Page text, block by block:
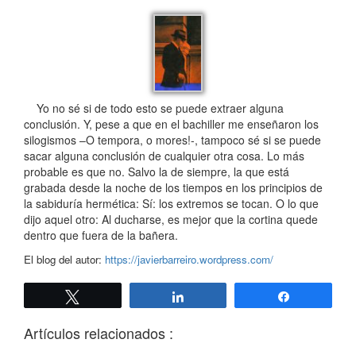
Yo no sé si de todo esto se puede extraer alguna
conclusión. Y, pese a que en el bachiller me enseñaron los
silogismos –O tempora, o mores!-, tampoco sé si se puede
sacar alguna conclusión de cualquier otra cosa. Lo más
probable es que no. Salvo la de siempre, la que está
grabada desde la noche de los tiempos en los principios de
la sabiduría hermética: Sí: los extremos se tocan. O lo que
dijo aquel otro: Al ducharse, es mejor que la cortina quede
dentro que fuera de la bañera.
El blog del autor: https://javierbarreiro.wordpress.com/
Artículos relacionados :